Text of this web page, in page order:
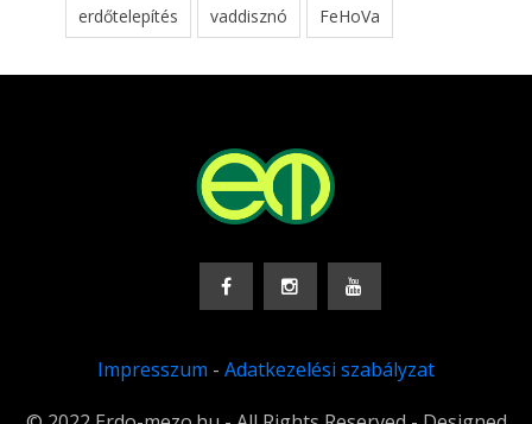
erdőtelepítés vaddisznó FeHoVa
Impresszum - Adatkezelési szabályzat